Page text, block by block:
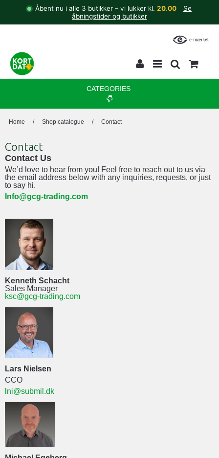
Åbent nu i alle 3 butikker – vi lukker kl. 20.00
Se
åbningstider og butikker
CATEGORIES
Home / Shop catalogue / Contact
Contact
Contact Us
We’d love to hear from you! Feel free to reach out to us via
the email address below with any inquiries, requests, or just
to say hi.
Info@gcg-trading.com
Kenneth Schacht
Sales Manager
ksc@gcg-trading.com
Lars Nielsen
CCO
lni@submil.dk